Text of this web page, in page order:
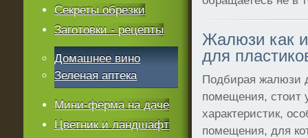
Жалюзи как
для
Подбирая жалюзи
помещения, стоит
характеристик,
помещения, для
Секреты обрезки
Заготовки - рецепты
Домашнее вино
Зеленая аптека
Мини-ферма на даче
Цветник и ландшафт